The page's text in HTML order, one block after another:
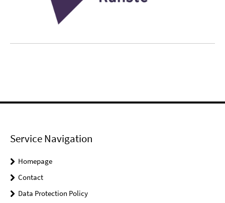
Service Navigation
Homepage
Contact
Data Protection Policy